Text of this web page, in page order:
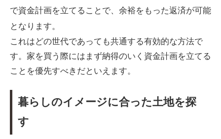
で資金計画を立てることで、余裕をもった返済が可能
となります。
これはどの世代であっても共通する有効的な方法で
す。家を買う際にはまず納得のいく資金計画を立てる
ことを優先すべきだといえます。
暮らしのイメージに合った土地を探
す